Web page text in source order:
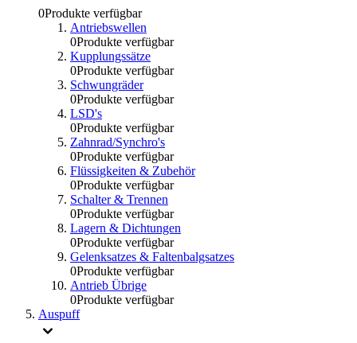
0Produkte verfügbar
Antriebswellen
0Produkte verfügbar
Kupplungssätze
0Produkte verfügbar
Schwungräder
0Produkte verfügbar
LSD's
0Produkte verfügbar
Zahnrad/Synchro's
0Produkte verfügbar
Flüssigkeiten & Zubehör
0Produkte verfügbar
Schalter & Trennen
0Produkte verfügbar
Lagern & Dichtungen
0Produkte verfügbar
Gelenksatzes & Faltenbalgsatzes
0Produkte verfügbar
Antrieb Übrige
0Produkte verfügbar
Auspuff